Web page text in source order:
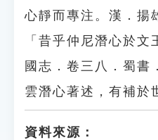
心靜而專注。漢．揚
「昔乎仲尼潛心於
國志．卷三八．蜀書
雲潛心著述，有補於
資料來源：